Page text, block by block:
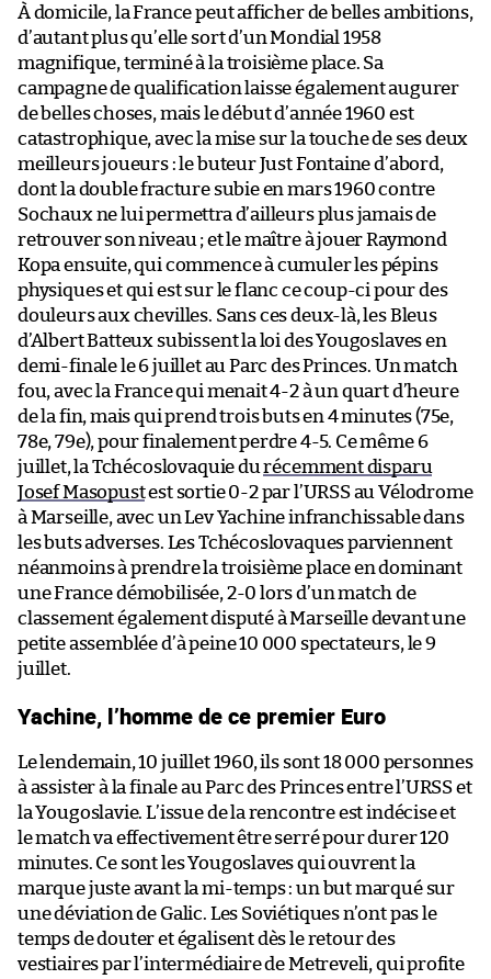
À domicile, la France peut afficher de belles ambitions,
d’autant plus qu’elle sort d’un Mondial 1958
magnifique, terminé à la troisième place. Sa
campagne de qualification laisse également augurer
de belles choses, mais le début d’année 1960 est
catastrophique, avec la mise sur la touche de ses deux
meilleurs joueurs : le buteur Just Fontaine d’abord,
dont la double fracture subie en mars 1960 contre
Sochaux ne lui permettra d’ailleurs plus jamais de
retrouver son niveau ; et le maître à jouer Raymond
Kopa ensuite, qui commence à cumuler les pépins
physiques et qui est sur le flanc ce coup-ci pour des
douleurs aux chevilles. Sans ces deux-là, les Bleus
d’Albert Batteux subissent la loi des Yougoslaves en
demi-finale le 6 juillet au Parc des Princes. Un match
fou, avec la France qui menait 4-2 à un quart d’heure
de la fin, mais qui prend trois buts en 4 minutes (75e,
78e, 79e), pour finalement perdre 4-5. Ce même 6
juillet, la Tchécoslovaquie durécemment disparu
Josef Masopustest sortie 0-2 par l’URSS au Vélodrome
à Marseille, avec un Lev Yachine infranchissable dans
les buts adverses. Les Tchécoslovaques parviennent
néanmoins à prendre la troisième place en dominant
une France démobilisée, 2-0 lors d’un match de
classement également disputé à Marseille devant une
petite assemblée d’à peine 10 000 spectateurs, le 9
juillet.
Yachine, l’homme de ce premier Euro
Le lendemain, 10 juillet 1960, ils sont 18 000 personnes
à assister à la finale au Parc des Princes entre l’URSS et
la Yougoslavie. L’issue de la rencontre est indécise et
le match va effectivement être serré pour durer 120
minutes. Ce sont les Yougoslaves qui ouvrent la
marque juste avant la mi-temps : un but marqué sur
une déviation de Galic. Les Soviétiques n’ont pas le
temps de douter et égalisent dès le retour des
vestiaires par l’intermédiaire de Metreveli, qui profite